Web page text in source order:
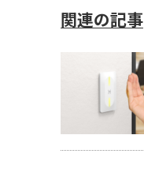
関連の記事